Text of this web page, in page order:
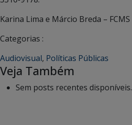
Karina Lima e Márcio Breda – FCMS
Categorias :
Audiovisual, Políticas Públicas
Veja Também
Sem posts recentes disponíveis.